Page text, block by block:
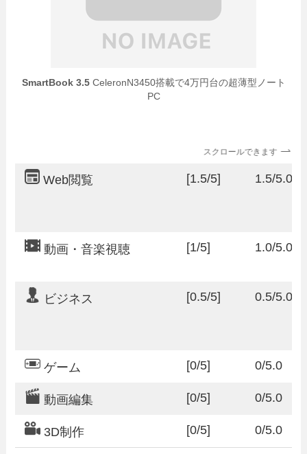
SmartBook 3.5CeleronN3450搭載で4万円台の超薄型ノート
PC
スクロールできます
Web閲覧 [1.5/5] 1.5/5.0
動画・音楽視聴 [1/5] 1.0/5.0
ビジネス [0.5/5] 0.5/5.0
ゲーム [0/5] 0/5.0
動画編集 [0/5] 0/5.0
3D制作 [0/5] 0/5.0